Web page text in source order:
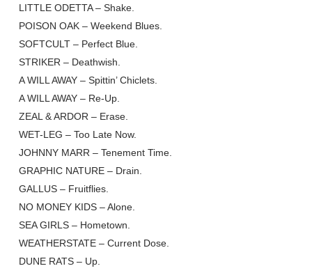
LITTLE ODETTA – Shake.
POISON OAK – Weekend Blues.
SOFTCULT – Perfect Blue.
STRIKER – Deathwish.
A WILL AWAY – Spittin’ Chiclets.
A WILL AWAY – Re-Up.
ZEAL & ARDOR – Erase.
WET-LEG – Too Late Now.
JOHNNY MARR – Tenement Time.
GRAPHIC NATURE – Drain.
GALLUS – Fruitflies.
NO MONEY KIDS – Alone.
SEA GIRLS – Hometown.
WEATHERSTATE – Current Dose.
DUNE RATS – Up.